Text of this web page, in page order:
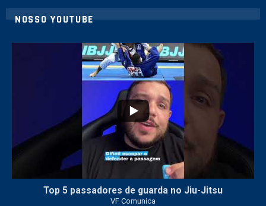
NOSSO YOUTUBE
Top 5 passadores de guarda no Jiu-Jitsu
VF Comunica